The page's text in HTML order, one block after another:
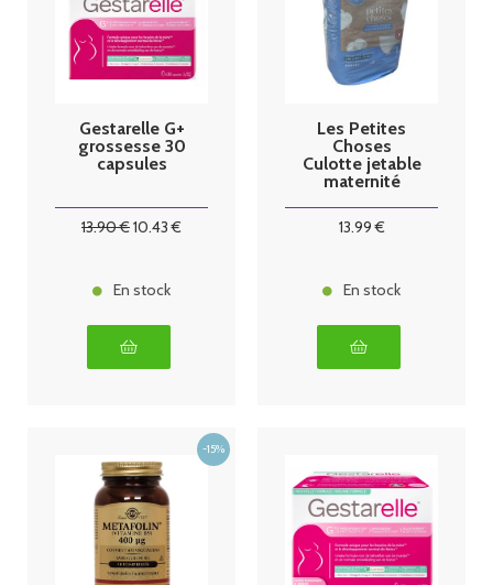
Gestarelle G+
grossesse 30
capsules
13.90€10.43 €
En stock
Les Petites
Choses
Culotte jetable
maternité
13.99€
En stock